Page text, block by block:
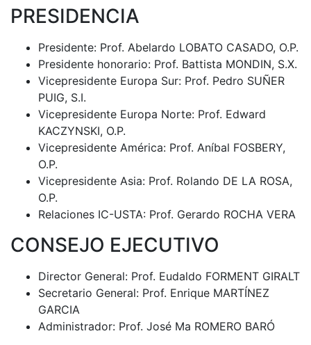
PRESIDENCIA
Presidente: Prof. Abelardo LOBATO CASADO, O.P.
Presidente honorario: Prof. Battista MONDIN, S.X.
Vicepresidente Europa Sur: Prof. Pedro SUÑER
PUIG, S.I.
Vicepresidente Europa Norte: Prof. Edward
KACZYNSKI, O.P.
Vicepresidente América: Prof. Aníbal FOSBERY,
O.P.
Vicepresidente Asia: Prof. Rolando DE LA ROSA,
O.P.
Relaciones IC-USTA: Prof. Gerardo ROCHA VERA
CONSEJO EJECUTIVO
Director General: Prof. Eudaldo FORMENT GIRALT
Secretario General: Prof. Enrique MARTÍNEZ
GARCIA
Administrador: Prof. José Ma ROMERO BARÓ